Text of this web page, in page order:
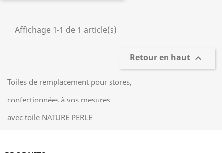
Affichage 1-1 de 1 article(s)
Retour en haut 
Toiles de remplacement pour stores,
confectionnées à vos mesures
avec toile NATURE PERLE